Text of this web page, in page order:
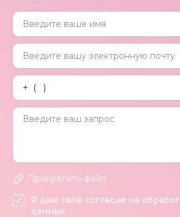
Прикрепить файл
Я даю своё согласие на
данных